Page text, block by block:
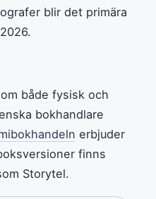
blir det primära
både fysisk och
bokhandlare
erbjuder
finns
Storytel.